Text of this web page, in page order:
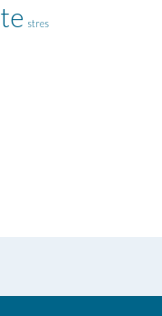
stres